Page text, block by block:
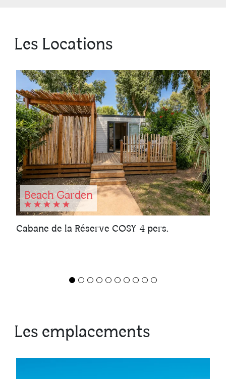
Les Locations
Beach Garden
Cabane de la Réserve COSY 4 pers.
Les emplacements